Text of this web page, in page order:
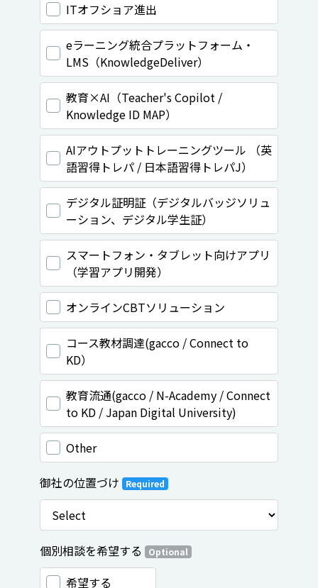
ITオフショア進出
eラーニング統合プラットフォーム・
LMS（KnowledgeDeliver）
教育×AI（Teacher's Copilot /
Knowledge ID MAP）
AIアウトプットトレーニングツール （英
語習得トレパ / 日本語習得トレパJ）
デジタル証明証（デジタルバッジソリュ
ーション、デジタル学生証）
スマートフォン・タブレット向けアプリ
（学習アプリ開発）
オンラインCBTソリューション
コース教材調達(gacco / Connect to
KD）
教育流通(gacco / N-Academy / Connect
to KD / Japan Digital University)
Other
御社の位置づけ Required
個別相談を希望する Optional
希望する